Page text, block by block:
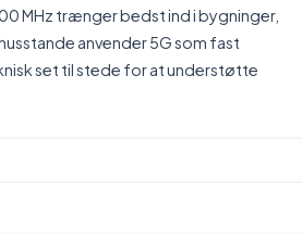
MHz trænger bedst ind i bygninger,
anvender 5G som fast
set til stede for at understøtte